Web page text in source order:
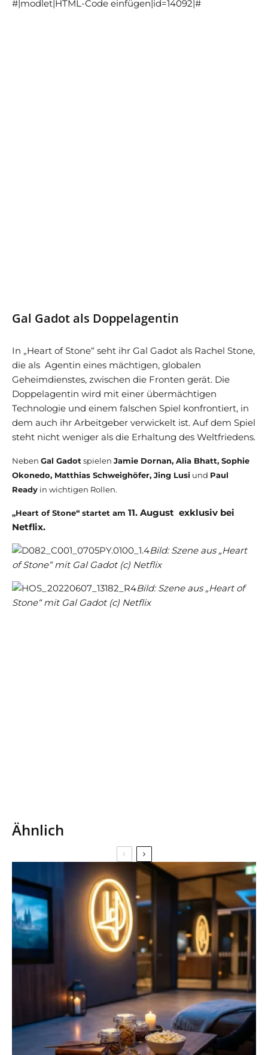
#|modlet|HTML-Code einfügen|id=14092|#
Gal Gadot als Doppelagentin
In „Heart of Stone“ seht ihr Gal Gadot als Rachel Stone,
die als Agentin eines mächtigen, globalen
Geheimdienstes, zwischen die Fronten gerät. Die
Doppelagentin wird mit einer übermächtigen
Technologie und einem falschen Spiel konfrontiert, in
dem auch ihr Arbeitgeber verwickelt ist. Auf dem Spiel
steht nicht weniger als die Erhaltung des Weltfriedens.
Neben Gal Gadot spielen Jamie Dornan, Alia Bhatt, Sophie
Okonedo, Matthias Schweighöfer, Jing Lusi und Paul
Ready in wichtigen Rollen.
„Heart of Stone“ startet am 11. August exklusiv bei
Netflix.
Bild: Szene aus „Heart
of Stone“ mit Gal Gadot (c) Netflix
Bild: Szene aus „Heart of
Stone“ mit Gal Gadot (c) Netflix
Ähnlich